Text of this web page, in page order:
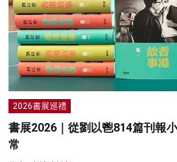
2026書展巡禮
書展2026｜從劉以鬯814篇刊報
常